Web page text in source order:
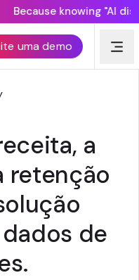
Because knowing "AI
uma demo
a
retenção
de